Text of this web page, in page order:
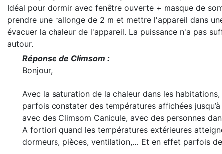
Idéal pour dormir avec fenêtre ouverte + masque de
prendre une rallonge de 2 m et mettre l'appareil dans
évacuer la chaleur de l'appareil. La puissance n'a pas
autour.
Réponse de Climsom :
Bonjour,
Avec la saturation de la chaleur dans les
parfois constater des températures affichées
avec des Climsom Canicule, avec des personnes
A fortiori quand les températures extérieures
dormeurs, pièces, ventilation,… Et en effet parfois